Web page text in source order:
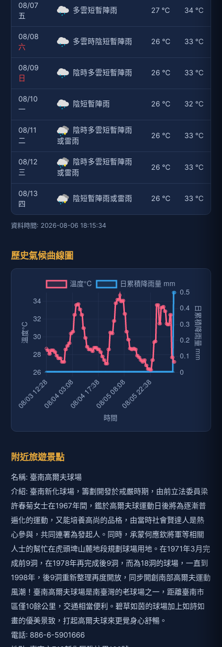
08/07
五
多雲短暫陣雨 27 ℃ 34 ℃
08/08
六
多雲時陰短暫陣雨 26 ℃ 33 ℃
08/09
日
陰時多雲短暫陣雨 26 ℃ 33 ℃
08/10
一
陰短暫陣雨 26 ℃ 32 ℃
08/11
二
陰時多雲短暫陣雨
或雷雨
26 ℃ 33 ℃
08/12
三
陰時多雲短暫陣雨
或雷雨
26 ℃ 33 ℃
08/13
四
陰短暫陣雨或雷雨 26 ℃ 33 ℃
資料時間: 2026-08-06 18:15:34
歷史氣候曲線圖
附近旅遊景點
名稱: 臺南高爾夫球場
介紹: 臺南新化球場，籌劃開發於戒嚴時期，由前立法委員梁
許春菊女士在1967年間，鑑於高爾夫球運動日後將為逐漸普
遍化的運動，又能培養高尚的品格，由當時社會賢達人是熱
心參與，共同連署為發起人。同時，承蒙何應欽將軍等相關
人士的幫忙在虎頭埤山麓地段規劃球場用地。在1971年3月完
成前9洞，在1978年再完成後9洞，而為18洞的球場，一直到
1998年，後9洞重新整理再度開放，同步開創南部高爾夫運動
風潮！臺南高爾夫球場是南臺灣的老球場之一，距離臺南市
區僅10餘公里，交通相當便利。碧草如茵的球場加上如詩如
畫的優美景致，打起高爾夫球來更覺身心舒暢。
電話: 886-6-5901666